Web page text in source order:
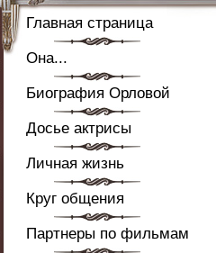
Главная страница
Она...
Биография Орловой
Досье актрисы
Личная жизнь
Круг общения
Партнеры по фильмам